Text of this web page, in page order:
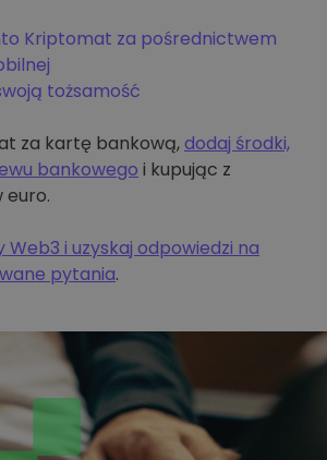
Kriptomat za pośrednictwem
tożsamość
za kartę bankową,dodaj środki,
bankowego i kupując z
euro.
Web3 i uzyskaj odpowiedzi na
pytania.